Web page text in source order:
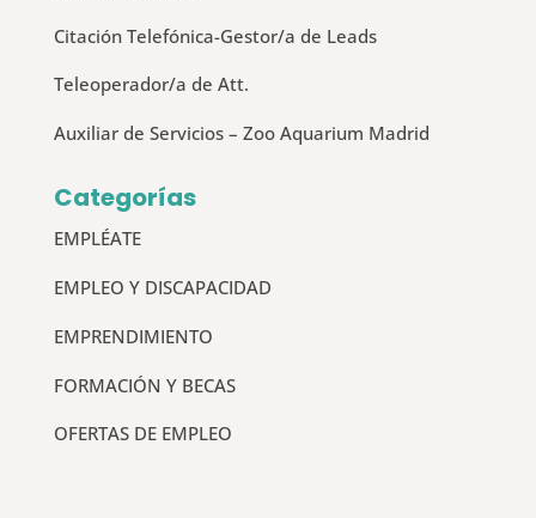
Citación Telefónica-Gestor/a de Leads
Teleoperador/a de Att.
Auxiliar de Servicios – Zoo Aquarium Madrid
Categorías
EMPLÉATE
EMPLEO Y DISCAPACIDAD
EMPRENDIMIENTO
FORMACIÓN Y BECAS
OFERTAS DE EMPLEO